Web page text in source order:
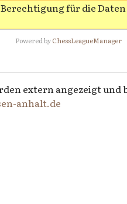
für die
Powered byChessLeagueManager
extern angezeigt und
anhalt.de